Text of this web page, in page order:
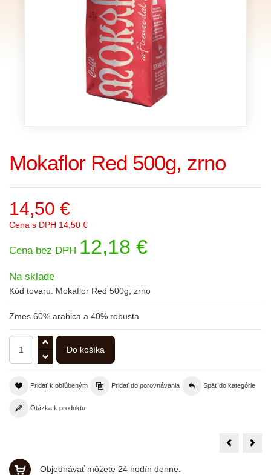
Mokaflor Red 500g, zrno
14,50 €
Cena s DPH 14,50 €
Cena bez DPH 12,18 €
Na sklade
Kód tovaru: Mokaflor Red 500g, zrno
Zmes 60% arabica a 40% robusta
Pridať k obľúbeným Pridať do porovnávania Späť do kategórie
Otázka k produktu
Mokaflor
bezkof.
Objednávať môžete 24 hodín denne.